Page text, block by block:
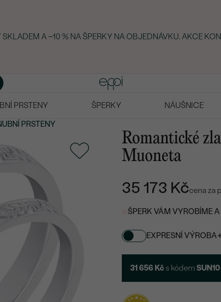
SKLADEM A −10 % NA ŠPERKY NA OBJEDNÁVKU. AKCE
PRSTENY ŠPERKY NÁUŠNICE
PRSTENY
Romantické
Muoneta
35 173 Kčcena za
ŠPERK VÁM VYROBÍME
EXPRESNÍ VÝROBA
31 656 Kč s kódemSUN10